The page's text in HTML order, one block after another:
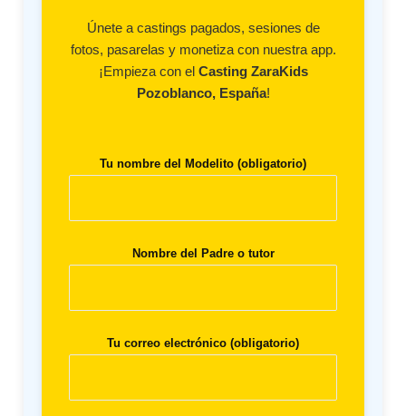
Únete a castings pagados, sesiones de
fotos, pasarelas y monetiza con nuestra app.
¡Empieza con el Casting ZaraKids
Pozoblanco, España!
Tu nombre del Modelito (obligatorio)
Nombre del Padre o tutor
Tu correo electrónico (obligatorio)